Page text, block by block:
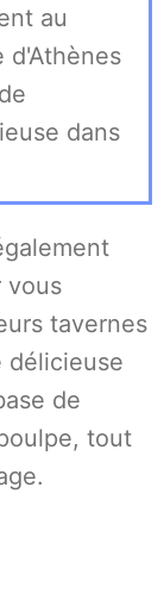
au
d'Athènes
dans
vous
tavernes
délicieuse
de
tout